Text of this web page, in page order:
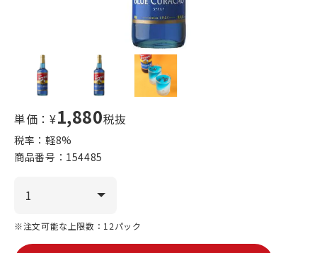
単価：¥1,880税抜
税率：軽8%
商品番号： 154485
※注文可能な上限数：12パック